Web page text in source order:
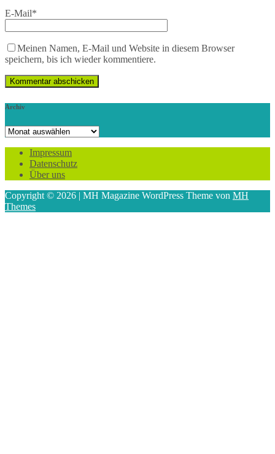
E-Mail*
Meinen Namen, E-Mail und Website in diesem Browser
speichern, bis ich wieder kommentiere.
Archiv
Archiv
Impressum
Datenschutz
Über uns
Copyright © 2026 | MH Magazine WordPress Theme von MH
Themes